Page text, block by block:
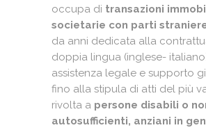
occupa di transazioni
societarie con parti
da anni dedicata alla
doppia lingua (inglese-
assistenza legale e supporto
fino alla stipula di atti del più
rivolta a persone disabili o
autosufficienti, anziani in